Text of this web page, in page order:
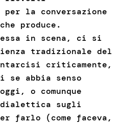
la conversazione
produce.
in scena, ci si
tradizionale del
criticamente,
se abbia senso
o comunque
dialettica sugli
farlo (come faceva,